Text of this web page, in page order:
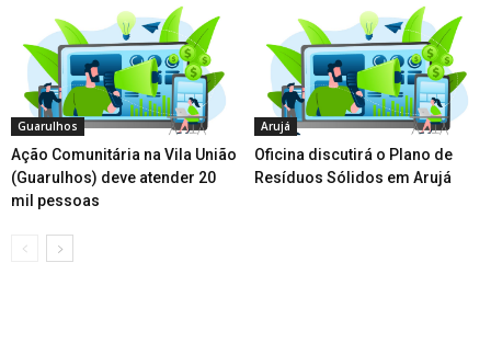
Guarulhos
Ação Comunitária na Vila União
(Guarulhos) deve atender 20
mil pessoas
Arujá
Oficina discutirá o Plano de
Resíduos Sólidos em Arujá